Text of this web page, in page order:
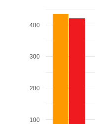
100
200
300
400